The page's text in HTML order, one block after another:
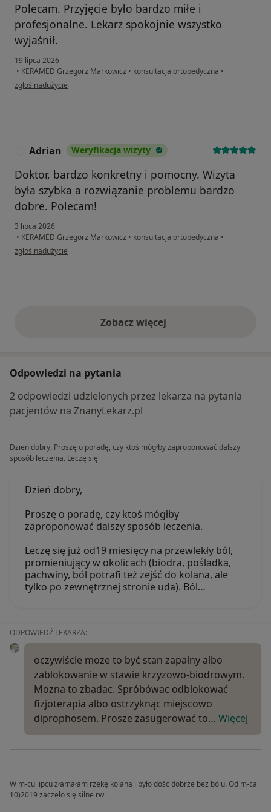
Polecam. Przyjęcie było bardzo miłe i
profesjonalne. Lekarz spokojnie wszystko
wyjaśnił.
19 lipca 2026
• KERAMED Grzegorz Markowicz • konsultacja ortopedyczna •
w opinii użytkownika Victoriya
zgłoś nadużycie
Adrian Weryfikacja wizyty
Doktor, bardzo konkretny i pomocny. Wizyta
była szybka a rozwiązanie problemu bardzo
dobre. Polecam!
3 lipca 2026
• KERAMED Grzegorz Markowicz • konsultacja ortopedyczna •
w opinii użytkownika Adrian
zgłoś nadużycie
Zobacz więcejopinie powyżej
Odpowiedzi na pytania
2 odpowiedzi udzielonych przez lekarza na pytania
pacjentów na ZnanyLekarz.pl
Dzień dobry, Proszę o poradę, czy ktoś mógłby zaproponować dalszy
sposób leczenia. Leczę się
Dzień dobry,
Proszę o poradę, czy ktoś mógłby
zaproponować dalszy sposób leczenia.
Leczę się już od19 miesięcy na przewlekły ból,
promieniujący w okolicach (biodra, pośladka,
pachwiny, ból potrafi też zejść do kolana, ale
tylko po zewnętrznej stronie uda). Ból…
ODPOWIEDŹ LEKARZA:
oczywiście moze to być stan zapalny albo
zablokowanie w stawie krzyzowo-biodrowym.
Mozna to zbadac. Spróbówac odblokować
fizjoterapia albo ostrzyknąc miejscowo
diprophosem. Prosze zasugerować to… Więcej
W m-cu lipcu złamałam rzekę kolana i było dość dobrze bez bólu. Od m-ca
10)2019 zaczęło się silne rw